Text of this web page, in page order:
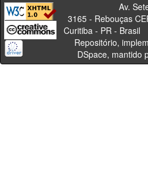
Av. Sete de
3165 - Rebouças
Curitiba -
Repositório,
DSpace, mantido